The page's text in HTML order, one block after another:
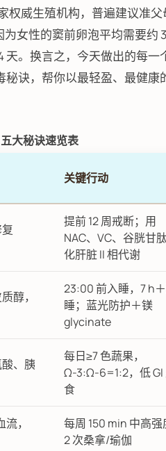
权威生殖机构，普遍建议准
女性的窦前卵泡平均需要约
。换言之，今天做出的每一
诀，帮你以最轻盈、最健康
大秘诀速览表
关键行动
提前 12 周戒断；用
NAC、VC、谷胱甘
化肝脏 II 相代谢
醇，
23:00 前入睡，7 h
睡；蓝光防护＋镁
glycinate
、胰
每日≥7 色蔬果，
Ω-3:Ω-6=1:2，低 GI
食
，
每周 150 min 中高强
2 次桑拿/瑜伽